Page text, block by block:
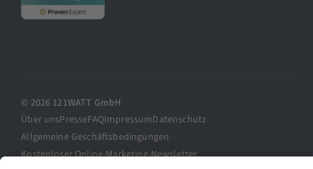
© 2026 121WATT GmbH
Über unsPresseFAQImpressumDatenschutz
Allgemeine Geschäftsbedingungen
Kostenloser Online-Marketing-Newsletter